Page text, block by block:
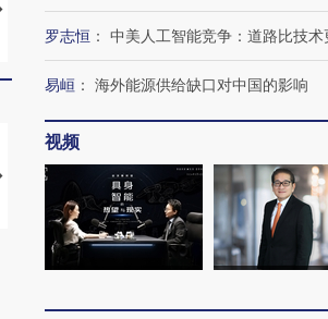
马航飞行员跨国走私7万
粒摇头丸 尿检体内含3种
视线｜被称为“蟑螂”的印
度Z世代 用街头抗争将教
【推广】走进第四届链博
会，让数智科技“链”接产
【特别呈现】寻找100种
有意思的生活方式·第三对
罗志恒 ： 中美人工智能竞争：道路比技术
易峘 ： 海外能源供给缺口对中国的影响
视频